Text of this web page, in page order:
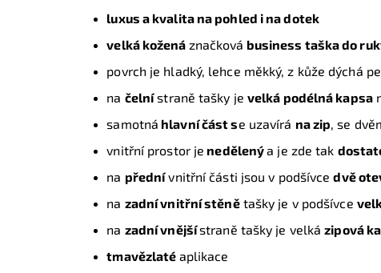
luxus a kvalita na pohled i na dotek
velká kožená značková business taškado
povrch je hladký, lehce měkký, z kůže dýchá
na čelnístraně tašky je velká podélná kapsa
samotná hlavní část se uzavírá na zip , se
vnitřní prostor je nedělenýa je zde tak
na přednívnitřní části jsou v podšívcedvě
na zadní vnitřní stěnětašky je v podšívce
na zadní vnějšístraně tašky je velkázipová
tmavězlaté aplikace